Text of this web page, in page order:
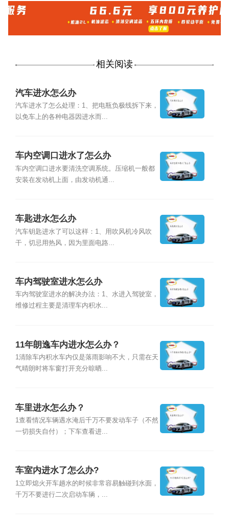
相关阅读
汽车进水怎么办
汽车进水了怎么处理：1、把电瓶负极线拆下来，
以免车上的各种电器因进水而...
车内空调口进水了怎么办
车内空调口进水要清洗空调系统。压缩机一般都
安装在发动机上面，由发动机通...
车匙进水怎么办
汽车钥匙进水了可以这样：1、用吹风机冷风吹
干，切忌用热风，因为里面电路...
车内驾驶室进水怎么办
车内驾驶室进水的解决办法：1、水进入驾驶室，
维修过程主要是清理车内积水...
11年朗逸车内进水怎么办？
1清除车内积水车内仅是落雨影响不大，只需在天
气晴朗时将车窗打开充分晾晒...
车里进水怎么办？
1查看情况车辆遇水淹后千万不要发动车子（不然
一切损失自付）；下车查看进...
车室内进水了怎么办?
1立即熄火开车趟水的时候非常容易触碰到水面，
千万不要进行二次启动车辆，...